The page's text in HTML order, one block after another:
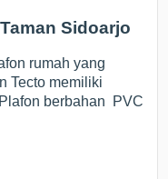
Sidoarjo
rumah yang
Tecto memiliki
berbahan PVC